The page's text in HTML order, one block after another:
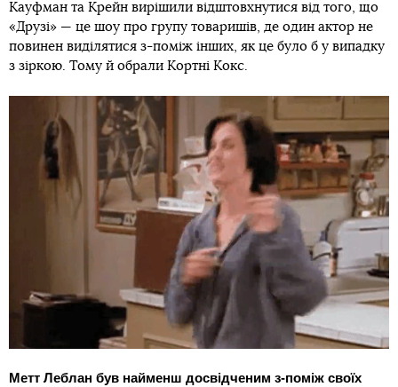
Кауфман та Крейн вирішили відштовхнутися від того, що
«Друзі» — це шоу про групу товаришів, де один актор не
повинен виділятися з-поміж інших, як це було б у випадку
з зіркою. Тому й обрали Кортні Кокс.
Метт Леблан був найменш досвідченим з-поміж своїх